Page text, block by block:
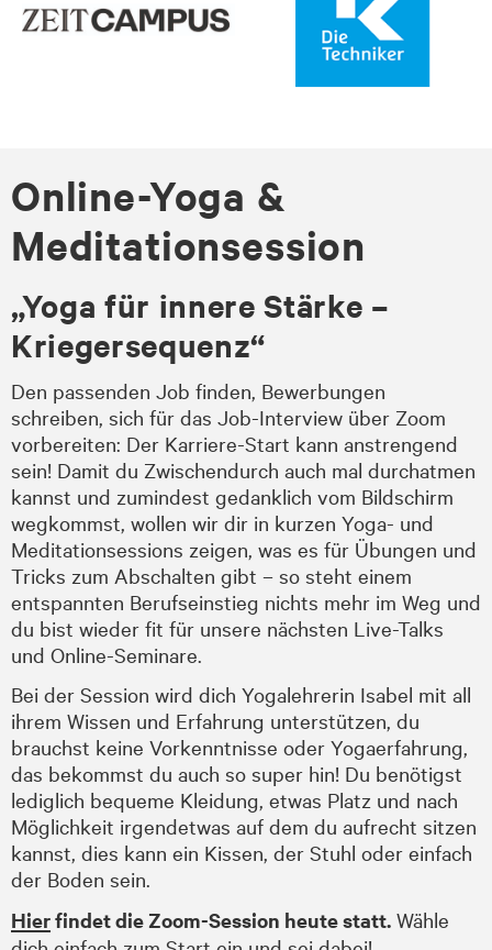
Online-Yoga &
Meditationsession
„Yoga für innere Stärke –
Kriegersequenz“
Den passenden Job finden, Bewerbungen
schreiben, sich für das Job-Interview über Zoom
vorbereiten: Der Karriere-Start kann anstrengend
sein! Damit du Zwischendurch auch mal durchatmen
kannst und zumindest gedanklich vom Bildschirm
wegkommst, wollen wir dir in kurzen Yoga- und
Meditationsessions zeigen, was es für Übungen und
Tricks zum Abschalten gibt – so steht einem
entspannten Berufseinstieg nichts mehr im Weg und
du bist wieder fit für unsere nächsten Live-Talks
und Online-Seminare.
Bei der Session wird dich Yogalehrerin Isabel mit all
ihrem Wissen und Erfahrung unterstützen, du
brauchst keine Vorkenntnisse oder Yogaerfahrung,
das bekommst du auch so super hin! Du benötigst
lediglich bequeme Kleidung, etwas Platz und nach
Möglichkeit irgendetwas auf dem du aufrecht sitzen
kannst, dies kann ein Kissen, der Stuhl oder einfach
der Boden sein.
Hierfindet die Zoom-Session heute statt. Wähle